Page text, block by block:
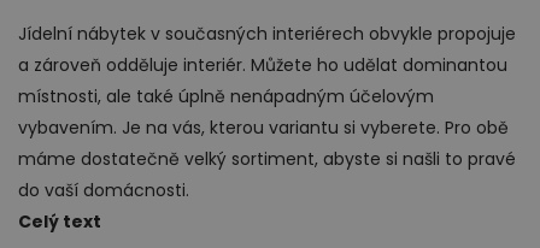
Jídelní nábytek v současných interiérech obvykle propojuje
a zároveň odděluje interiér. Můžete ho udělat dominantou
místnosti, ale také úplně nenápadným účelovým
vybavením. Je na vás, kterou variantu si vyberete. Pro obě
máme dostatečně velký sortiment, abyste si našli to pravé
do vaší domácnosti.
Celý text